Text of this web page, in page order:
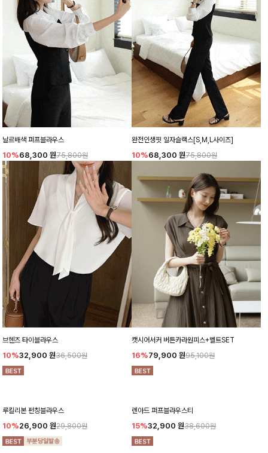
날르배색 퍼프블라우스
10%68,300 원75,800원
완전인생핏 일자슬랙스[S,M,L사이즈]
10%68,300 원75,800원
브헨즈 타이블라우스
10%32,900 원36,500원
캣시어서커 버튼카라원피스+벨트SET
16%79,900 원95,100원
루킬리본 펀칭블라우스
10%26,900 원29,800원
렌아드 퍼프블라우스티
15%32,900 원38,600원